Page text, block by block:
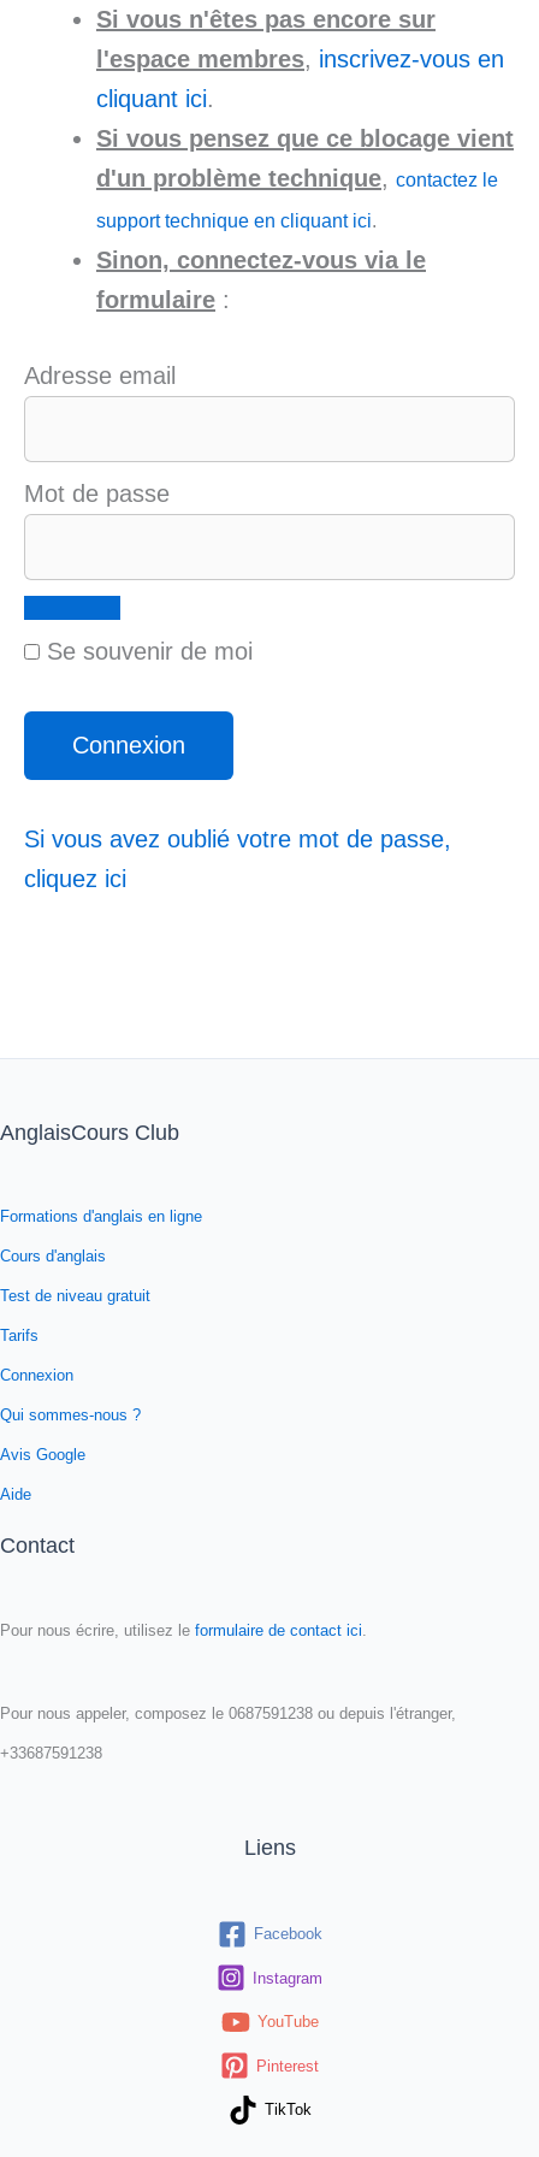
Si vous n'êtes pas encore sur
l'espace membres, inscrivez-vous en
cliquant ici.
Si vous pensez que ce blocage vient
d'un problème technique, contactez le
support technique en cliquant ici.
Sinon, connectez-vous via le
formulaire :
Adresse email
Mot de passe
Se souvenir de moi
Si vous avez oublié votre mot de passe,
cliquez ici
AnglaisCours Club
Formations d'anglais en ligne
Cours d'anglais
Test de niveau gratuit
Tarifs
Connexion
Qui sommes-nous ?
Avis Google
Aide
Contact
Pour nous écrire, utilisez le formulaire de contact ici
Pour nous appeler, composez le 0687591238 ou depuis l'étranger,
+33687591238
Liens
Facebook
Instagram
YouTube
Pinterest
TikTok